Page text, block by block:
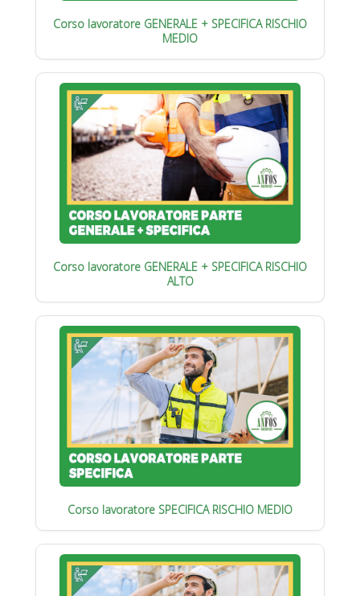
Corso lavoratore GENERALE + SPECIFICA RISCHIO
MEDIO
Corso lavoratore GENERALE + SPECIFICA RISCHIO
ALTO
Corso lavoratore SPECIFICA RISCHIO MEDIO